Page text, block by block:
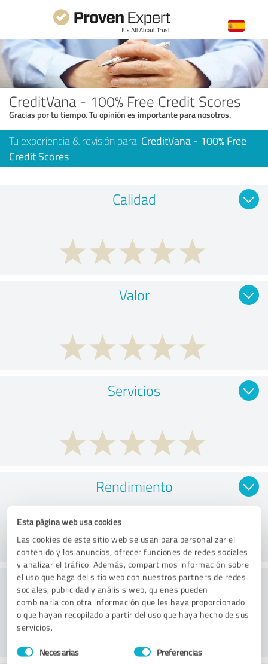
Esta página web usa cookies
Las cookies de este sitio web se usan para personalizar el
contenido y los anuncios, ofrecer funciones de redes sociales
y analizar el tráfico. Además, compartimos información sobre
el uso que haga del sitio web con nuestros partners de redes
sociales, publicidad y análisis web, quienes pueden
combinarla con otra información que les haya proporcionado
o que hayan recopilado a partir del uso que haya hecho de sus
servicios.
Selección
de
Necesarias Preferencias
CreditVana - 100% Free Credit Scores
Gracias por tu tiempo. Tu opinión es importante para nosotros.
Tu experiencia & revisión para: CreditVana - 100% Free
Credit Scores
Calidad
Valor
Servicios
Rendimiento
Consultoría